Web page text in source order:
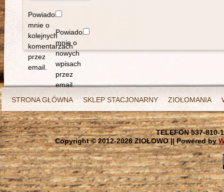
Powiadom
mnie o
kolejnych
komentarzach
przez
email.
Powiadom
mnie o
nowych
wpisach
przez
email.
STRONA GŁÓWNA
SKLEP STACJONARNY ZIOŁOMANIA
TELEFON 537-810-
Copyright © 2012-2026 ZIOŁOWO || Powered by